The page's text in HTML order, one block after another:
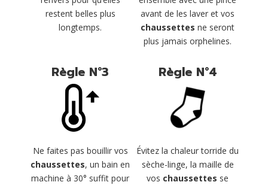
restent belles plus
longtemps.
avant de les laver et vos
chaussettes ne seront
plus jamais orphelines.
Règle N°3
Ne faites pas bouillir vos
chaussettes, un bain en
machine à 30° suffit pour
Règle N°4
Évitez la chaleur torride du
sèche-linge, la maille de
vos chaussettes se